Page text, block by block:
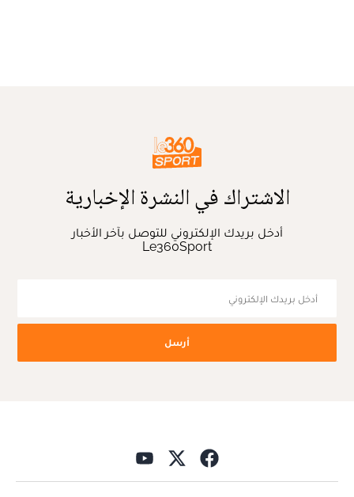
الاشتراك في النشرة الإخبارية
أدخل بريدك الإلكتروني للتوصل بآخر الأخبار
Le360Sport
أرسل